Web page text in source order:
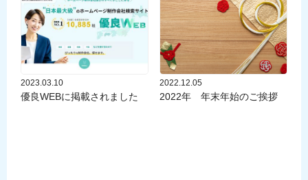
2023.03.10
優良WEBに掲載されました
2022.12.05
2022年 年末年始のご挨拶